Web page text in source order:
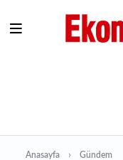
Anasayfa Gündem